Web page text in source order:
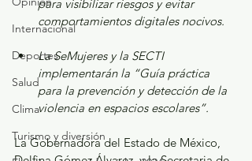
Internacional
Deportes
Salud
Clima
Turismo y diversión
para visibilizar riesgos y evitar
comportamientos digitales nocivos.
La SeMujeres y la SECTI
implementarán la “Guía práctica
para la prevención y detección de la
violencia en espacios escolares”.
La Gobernadora del Estado de México,